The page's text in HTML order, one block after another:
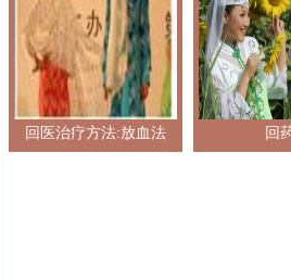
回医治疗方法:放血法 回